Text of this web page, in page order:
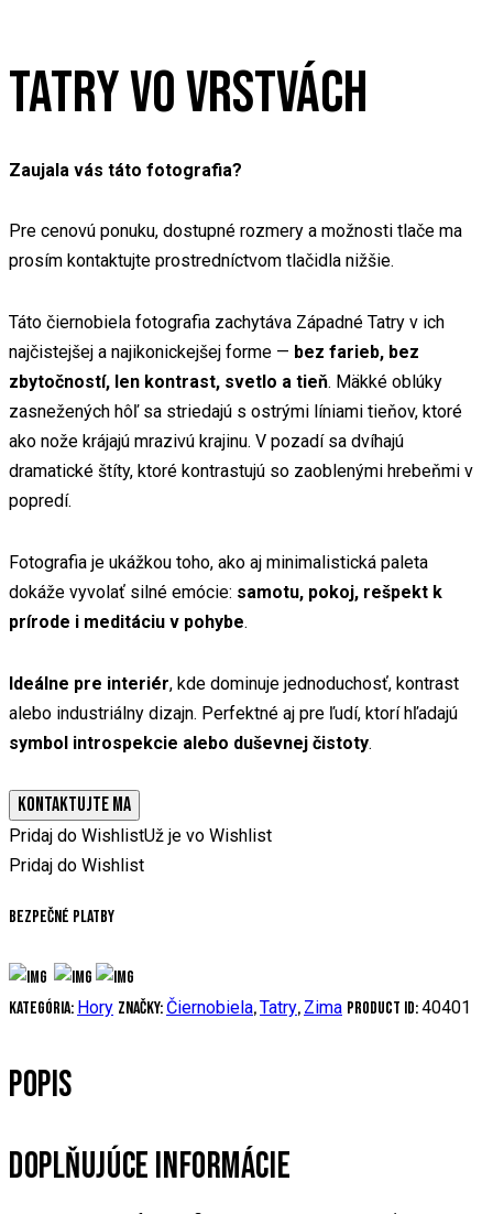
TATRY VO VRSTVÁCH
Zaujala vás táto fotografia?
Pre cenovú ponuku, dostupné rozmery a možnosti tlače ma
prosím kontaktujte prostredníctvom tlačidla nižšie.
Táto čiernobiela fotografia zachytáva Západné Tatry v ich
najčistejšej a najikonickejšej forme — bez farieb, bez
zbytočností, len kontrast, svetlo a tieň. Mäkké oblúky
zasnežených hôľ sa striedajú s ostrými líniami tieňov, ktoré
ako nože krájajú mrazivú krajinu. V pozadí sa dvíhajú
dramatické štíty, ktoré kontrastujú so zaoblenými hrebeňmi v
popredí.
Fotografia je ukážkou toho, ako aj minimalistická paleta
dokáže vyvolať silné emócie: samotu, pokoj, rešpekt k
prírode i meditáciu v pohybe.
Ideálne pre interiér, kde dominuje jednoduchosť, kontrast
alebo industriálny dizajn. Perfektné aj pre ľudí, ktorí hľadajú
symbol introspekcie alebo duševnej čistoty.
KONTAKTUJTE MA
Pridaj do WishlistUž je vo Wishlist
Pridaj do Wishlist
Bezpečné platby
Kategória: Hory Značky: Čiernobiela,Tatry, Zima Product ID:40401
POPIS
DOPLŇUJÚCE INFORMÁCIE